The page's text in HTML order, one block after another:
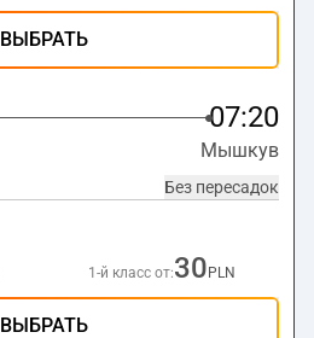
ВЫБРАТЬ
07:20
Мышкув
Без пересадок
1-й класс от:30 PLN
ВЫБРАТЬ